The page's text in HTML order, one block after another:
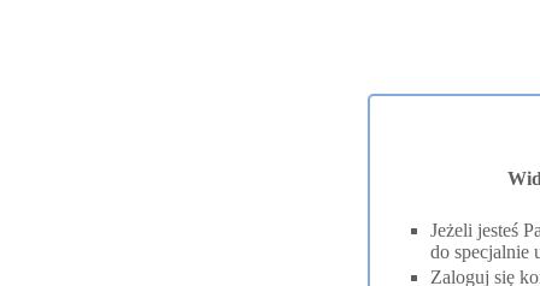
Jeżeli jesteś
do specjalnie
Zaloguj się